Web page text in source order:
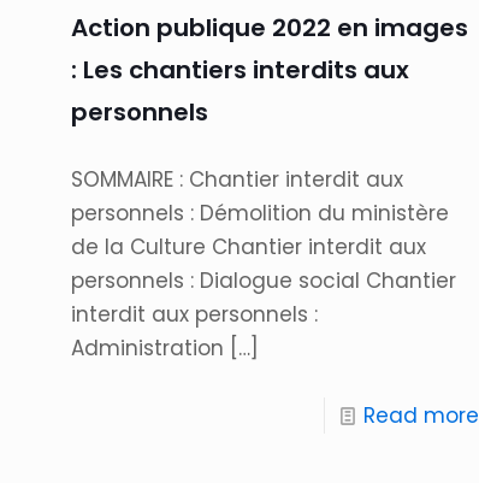
Action publique 2022 en images
: Les chantiers interdits aux
personnels
SOMMAIRE : Chantier interdit aux
personnels : Démolition du ministère
de la Culture Chantier interdit aux
personnels : Dialogue social Chantier
interdit aux personnels :
Administration […]
Read more